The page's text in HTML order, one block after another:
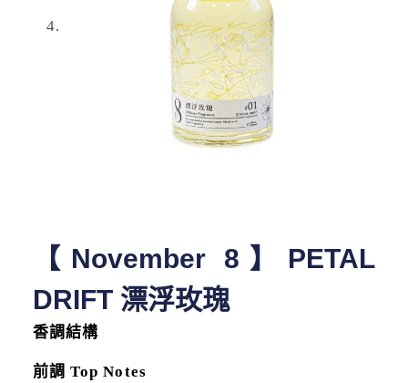
【November 8】PETAL
DRIFT 漂浮玫瑰
香調結構
前調 Top Notes